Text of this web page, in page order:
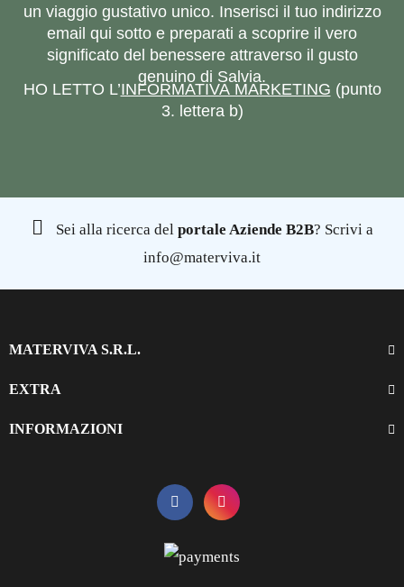
un viaggio gustativo unico. Inserisci il tuo indirizzo
email qui sotto e preparati a scoprire il vero
significato del benessere attraverso il gusto
genuino di Salvia.
HO LETTO L’INFORMATIVA MARKETING (punto
3. lettera b)
Sei alla ricerca del portale Aziende B2B? Scrivi a
info@materviva.it
MATERVIVA S.R.L.
EXTRA
INFORMAZIONI